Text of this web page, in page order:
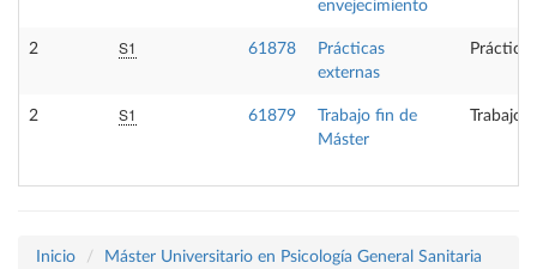
envejecimiento
2 S1 61878
Prácticas
externas
2 S1 61879
Trabajo fin de
Máster
Trabajo
Inicio
Máster Universitario en Psicología General Sanitaria